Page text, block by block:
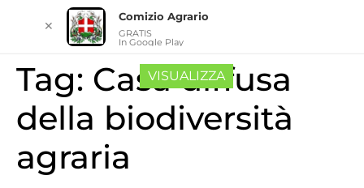
Tag: Casa diffusa
della biodiversità
agraria
✕
Comizio Agrario
GRATIS
In Google Play
VISUALIZZA